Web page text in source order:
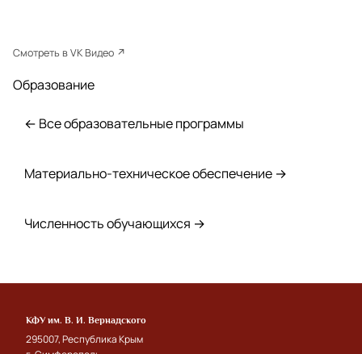
Смотреть в VK Видео ↗
Образование
← Все образовательные программы
Материально-техническое обеспечение →
Численность обучающихся →
КФУ им. В. И. Вернадского
295007, Республика Крым